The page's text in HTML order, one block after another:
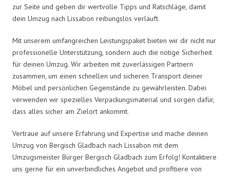
zur Seite und geben dir wertvolle Tipps und Ratschläge, damit
dein Umzug nach Lissabon reibungslos verläuft.
Mit unserem umfangreichen Leistungspaket bieten wir dir nicht nur
professionelle Unterstützung, sondern auch die nötige Sicherheit
für deinen Umzug. Wir arbeiten mit zuverlässigen Partnern
zusammen, um einen schnellen und sicheren Transport deiner
Möbel und persönlichen Gegenstände zu gewährleisten. Dabei
verwenden wir spezielles Verpackungsmaterial und sorgen dafür,
dass alles sicher am Zielort ankommt.
Vertraue auf unsere Erfahrung und Expertise und mache deinen
Umzug von Bergisch Gladbach nach Lissabon mit dem
Umzugsmeister Bürger Bergisch Gladbach zum Erfolg! Kontaktiere
uns gerne für ein unverbindliches Angebot und profitiere von